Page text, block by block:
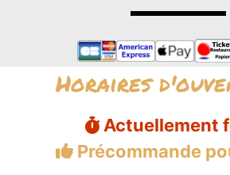
Horaires
Actuellement
Précommande